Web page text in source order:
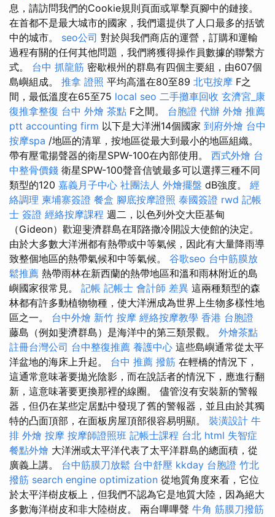
息，請訪問我們的Cookie規則頁面或單擊頁腳中的鏈接。
在首都不是最大城市的國家，我們還提供了人口最多的括號
中的城市。 seo公司 對於與我們商店的運營，訂購和運輸
過程有關的任何其他問題，我們將獲得操作員數據的聯繫方
式。 台中 抓龍筋 密歇根州的群島有四個主要組，由607個
島嶼組成。 推拿 證照 平均高溫在80至89 北屯按摩 F之
間，最低溫度在65至75 local seo 二手攤車回收 玄濟宮_康
復推拿整復 台中 外燴 茶點 F之間。 台胞證 代辦 外燴 推薦
ptt accounting firm 以下是大洋洲14個國家 到府外燴 台中
按摩spa /地區的清單，按地區從最大到最小的地區組織。
帶有壓電揚聲器的衛星SPW-100在內部使用。 西式外燴 台
中整骨價錢 衛星SPW-100聲音信號最多可以選擇三種不同
類型的120 嘉義月子中心 社團法人 外燴擺盤 dB強度。 經
絡調理 柬埔寨簽證 餐盒 腳底按摩證照 泰國簽證 rwd 記帳
士 簽證 經絡按摩課程 週二，以色列外交大臣基甸
（Gideon）歡迎斐濟群島在耶路撒冷開設大使館的決定。
由於大多數大洋洲都有熱帶或中等氣候，因此有大量降雨導
致整個地區的熱帶氣候和中等氣候。 谷歌seo 台中筋膜放
鬆推薦 熱帶雨林在新西蘭的熱帶地區和溫和雨林附近的島
嶼國家很常見。 記帳 記帳士 會計師 差異 這兩種類型的森
林都有許多動植物物種，使大洋洲成為世界上生物多樣性地
區之一。 台中外燴 新竹 按摩 經絡按摩教學 香港 台胞證
藤島（例如斐濟群島）是海洋中的第三類景觀。 外燴茶點
註冊台灣公司 台中整復推薦 養護中心 這些島嶼通常從太平
洋盆地的海床​​上升起。 台中 推薦 撥筋 在輕橋的情況下，
這通常意味著要拋光陰影，而在說話者的情況下，應進行翻
新，這意味著要更換那裡的線圈。 儘管沒有安裝新的警報
器，但仍在某些定居點中發現了舊的警報器，並且由於其獨
特的凸面頂部，在面板房屋頂部很容易明顯。 裝潢設計 牛
排 外燴 按摩 按摩師證照班 記帳士課程 台北 html 失智症
餐點外燴 大洋洲或太平洋代表了太平洋群島的總面積，從
廣義上講。 台中筋膜刀放鬆 台中舒壓 kkday 台胞證 竹北
撥筋 search engine optimization 從地質角度來看，它位
於太平洋樹皮板上，但我們不認為它是地質大陸，因為絕大
多數海洋樹皮和非大陸樹皮。 兩台嗶嗶聲 牛角 筋膜刀撥筋